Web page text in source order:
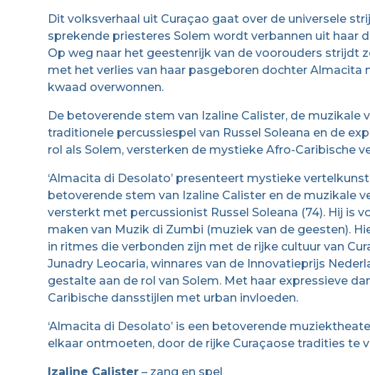
Dit volksverhaal uit Curaçao gaat over de universele
sprekende priesteres Solem wordt verbannen uit haar
Op weg naar het geestenrijk van de voorouders strijdt
met het verlies van haar pasgeboren dochter
kwaad overwonnen.
De betoverende stem van Izaline Calister, de muzikale
traditionele percussiespel van Russel Soleana en de
rol als Solem, versterken de mystieke Afro-Caribische
‘Almacita di Desolato’ presenteert mystieke
betoverende stem van Izaline Calister en de muzikale
versterkt met percussionist Russel Soleana (74). Hij is
maken van Muzik di Zumbi (muziek van de geesten).
in ritmes die verbonden zijn met de rijke cultuur van
Junadry Leocaria, winnares van de Innovatieprijs
gestalte aan de rol van Solem. Met haar expressieve
Caribische dansstijlen met urban invloeden.
‘Almacita di Desolato’ is een betoverende
elkaar ontmoeten, door de rijke Curaçaose tradities te
Izaline Calister – zang en spel